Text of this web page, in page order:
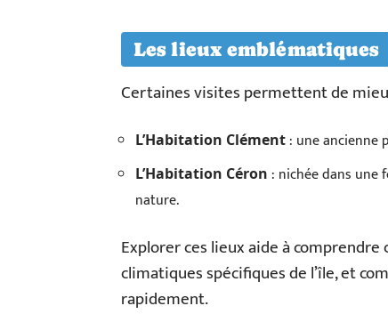
Les lieux emblématiques
Certaines visites permettent de
L’Habitation Clément : une ancienne
L’Habitation Céron : nichée dans
nature.
Explorer ces lieux aide à
climatiques spécifiques de l’île, et
rapidement.